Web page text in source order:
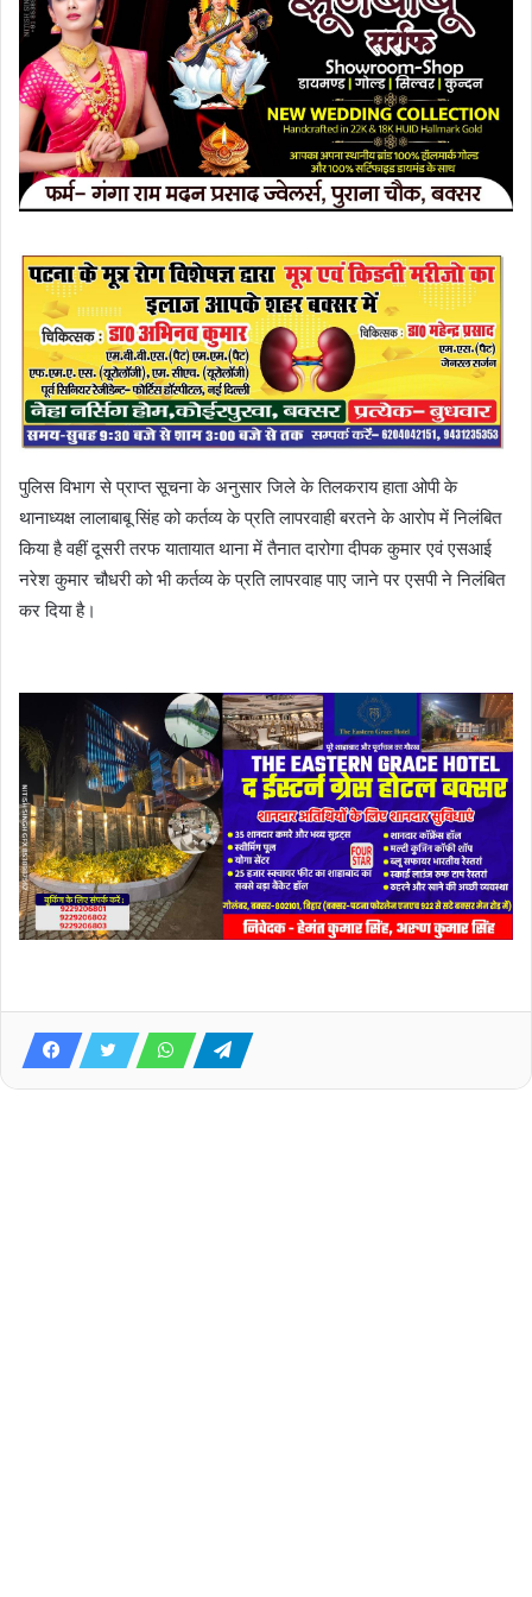
पुलिस विभाग से प्राप्त सूचना के अनुसार जिले के तिलकराय हाता ओपी के
थानाध्यक्ष लालाबाबू सिंह को कर्तव्य के प्रति लापरवाही बरतने के आरोप में निलंबित
किया है वहीं दूसरी तरफ यातायात थाना में तैनात दारोगा दीपक कुमार एवं एसआई
नरेश कुमार चौधरी को भी कर्तव्य के प्रति लापरवाह पाए जाने पर एसपी ने निलंबित
कर दिया है।